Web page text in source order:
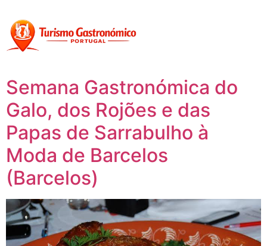
Semana Gastronómica do
Galo, dos Rojões e das
Papas de Sarrabulho à
Moda de Barcelos
(Barcelos)